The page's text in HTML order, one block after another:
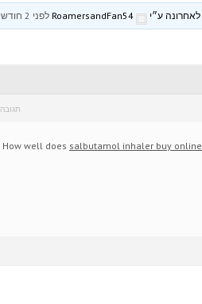
RoamersandFan54 לפני 2 חודשים
תגובה
How well does salbutamol inhaler buy online